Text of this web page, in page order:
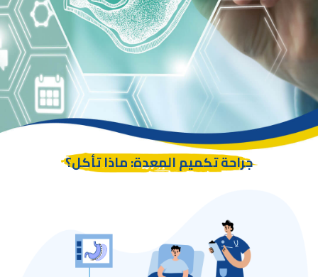
جراحة تكميم المعدة: ماذا تأكل؟